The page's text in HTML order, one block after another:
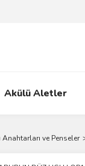
Akülü Aletler
Anahtarları ve Penseler